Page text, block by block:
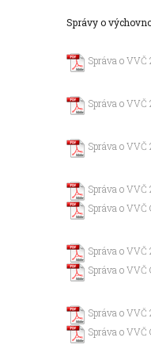
Správy o
Správa o VVČ
Správa o VVČ
Správa o VVČ
Správa o
Správa o VVČ
Správa o
Správa o VVČ
Správa o VVČ
Správa o VVČ